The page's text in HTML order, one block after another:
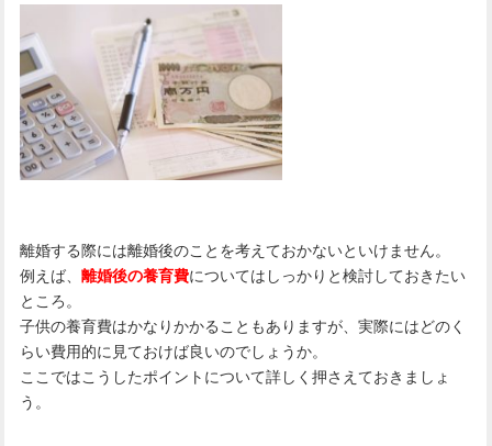
離婚する際には離婚後のことを考えておかないといけません。
例えば、 離婚後の養育費についてはしっかりと検討しておきたい
ところ。
子供の養育費はかなりかかることもありますが、実際にはどのく
らい費用的に見ておけば良いのでしょうか。
ここではこうしたポイントについて詳しく押さえておきましょ
う。